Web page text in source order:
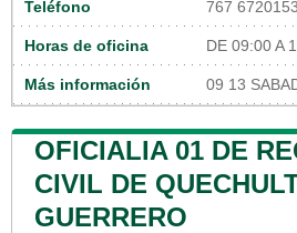
Teléfono 767
Horas de oficina DE 09:00 A
Más información 09 13
OFICIALIA 01 DE
CIVIL DE
GUERRERO